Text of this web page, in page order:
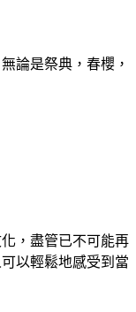
論是祭典，春櫻，
，盡管已不可能再
以輕鬆地感受到當